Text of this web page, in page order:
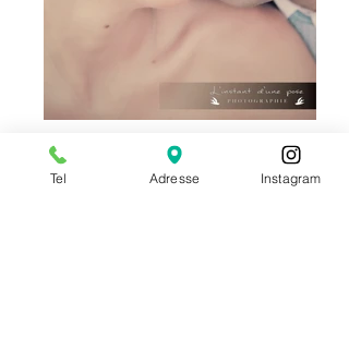
Tel Adresse Instagram